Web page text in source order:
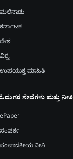
ಮಲೆನಾಡು
ಕರ್ನಾಟಕ
ದೇಶ
ವಿಶ್ವ
ಉಪಯುಕ್ತ ಮಾಹಿತಿ
ಓದುಗರ ಸೇವೆಗಳು ಮತ್ತು
ePaper
ಸಂಪರ್ಕ
ಸಂಪಾದಕೀಯ ನೀತಿ